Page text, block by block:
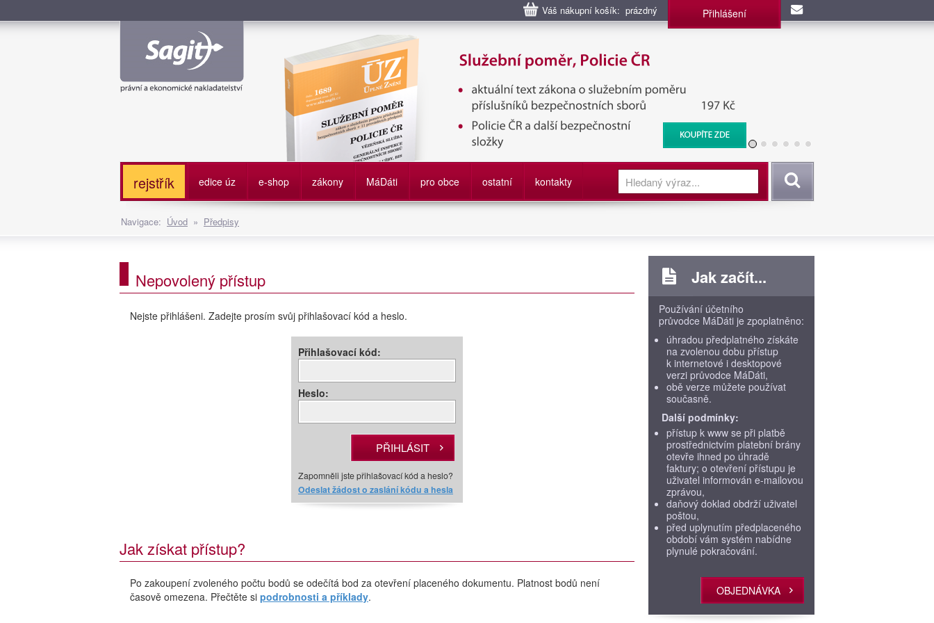
Váš nákupní košík: prázdný Přihlášení
Služební poměr příslušníků bezpečnostních sborů, Policie ČR, Vězeňská služba, BIS, Zpravodajské
služby
rejstřík edice úz e-shop zákony MáDáti pro obce ostatní kontakty Vyhledat
Navigace: Úvod » Předpisy
Nepovolený přístup
Nejste přihlášeni. Zadejte prosím svůj přihlašovací kód a heslo.
Přihlašovací kód:
Heslo:
Zapomněli jste přihlašovací kód a heslo?
Odeslat žádost o zaslání kódu a hesla
Jak získat přístup?
Po zakoupení zvoleného počtu bodů se odečítá bod za otevření placeného dokumentu. Platnost bodů není
časově omezena. Přečtěte si podrobnosti a příklady.
Jak začít...
Používání účetního
průvodce MáDáti je zpoplatněno:
úhradou předplatného získáte
na zvolenou dobu přístup
k internetové i desktopové
verzi průvodce MáDáti,
obě verze můžete používat
současně.
Další podmínky:
přístup k www se při platbě
prostřednictvím platební brány
otevře ihned po úhradě
faktury; o otevření přístupu je
uživatel informován e-mailovou
zprávou,
daňový doklad obdrží uživatel
poštou,
před uplynutím předplaceného
období vám systém nabídne
plynulé pokračování.
OBJEDNÁVKA